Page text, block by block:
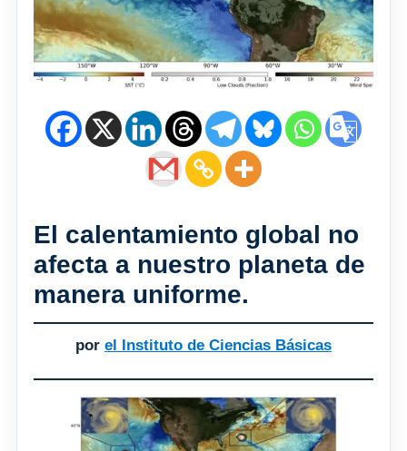
El calentamiento global no
afecta a nuestro planeta de
manera uniforme.
por el Instituto de Ciencias Básicas